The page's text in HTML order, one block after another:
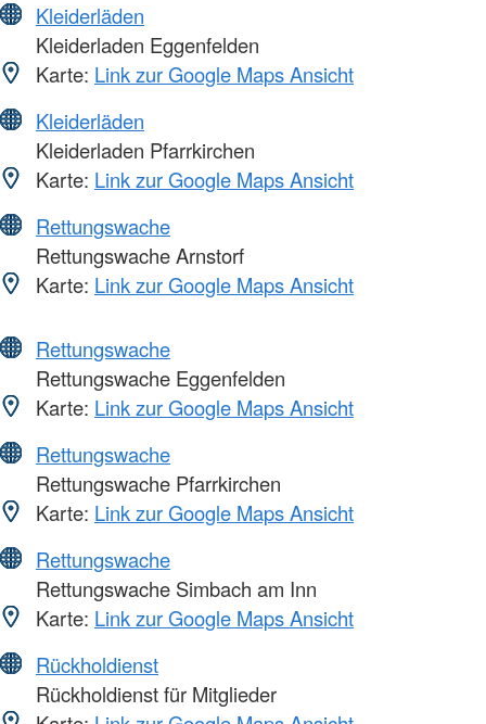
Kleiderläden
Kleiderladen Eggenfelden
Karte: Link zur Google Maps Ansicht
Kleiderläden
Kleiderladen Pfarrkirchen
Karte: Link zur Google Maps Ansicht
Rettungswache
Rettungswache Arnstorf
Karte: Link zur Google Maps Ansicht
Rettungswache
Rettungswache Eggenfelden
Karte: Link zur Google Maps Ansicht
Rettungswache
Rettungswache Pfarrkirchen
Karte: Link zur Google Maps Ansicht
Rettungswache
Rettungswache Simbach am Inn
Karte: Link zur Google Maps Ansicht
Rückholdienst
Rückholdienst für Mitglieder